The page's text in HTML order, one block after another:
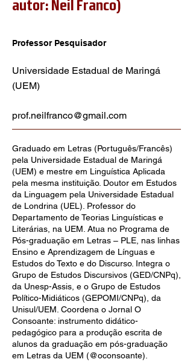
autor: Neil Franco)
Professor Pesquisador
Universidade Estadual de Maringá
(UEM)
prof.neilfranco@gmail.com
Graduado em Letras (Português/Francês)
pela Universidade Estadual de Maringá
(UEM) e mestre em Linguística Aplicada
pela mesma instituição. Doutor em Estudos
da Linguagem pela Universidade Estadual
de Londrina (UEL). Professor do
Departamento de Teorias Linguísticas e
Literárias, na UEM. Atua no Programa de
Pós-graduação em Letras – PLE, nas linhas
Ensino e Aprendizagem de Línguas e
Estudos do Texto e do Discurso. Integra o
Grupo de Estudos Discursivos (GED/CNPq),
da Unesp-Assis, e o Grupo de Estudos
Político-Midiáticos (GEPOMI/CNPq), da
Unisul/UEM. Coordena o Jornal O
Consoante: instrumento didático-
pedagógico para a produção escrita de
alunos da graduação em pós-graduação
em Letras da UEM (@oconsoante).